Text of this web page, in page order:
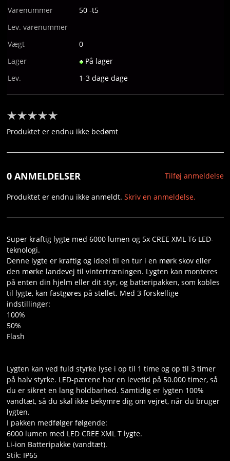
HYDROGENTERAPI
MICHAEL VALGREN HUNDAHL
PERSONLIG TRÆNING
FORSIDE
BESTIL
VILKÅR
SØGNING
KUNDECENTER
FAVORIT
BLOG
Varenummer
50 -t5
Lev. varenummer
Vægt
0
Lager
På lager
Lev.
1-3 dage dage
Produktet er endnu ikke bedømt
0 ANMELDELSER Tilføj anmeldelse
Produktet er endnu ikke anmeldt. Skriv en anmeldelse.
Super kraftig lygte med 6000 lumen og 5x CREE XML T6 LED-
teknologi.
Denne lygte er kraftig og ideel til en tur i en mørk skov eller
den mørke landevej til vintertræningen. Lygten kan monteres
på enten din hjelm eller dit styr, og batteripakken, som kobles
til lygte, kan fastgøres på stellet. Med 3 forskellige
indstillinger:
100%
50%
Flash
Lygten kan ved fuld styrke lyse i op til 1 time og op til 3 timer
på halv styrke. LED-pærene har en levetid på 50.000 timer, så
du er sikret en lang holdbarhed. Samtidig er lygten 100%
vandtæt, så du skal ikke bekymre dig om vejret, når du bruger
lygten.
I pakken medfølger følgende:
6000 lumen med LED CREE XML T lygte.
Li-ion Batteripakke (vandtæt).
Stik: IP65